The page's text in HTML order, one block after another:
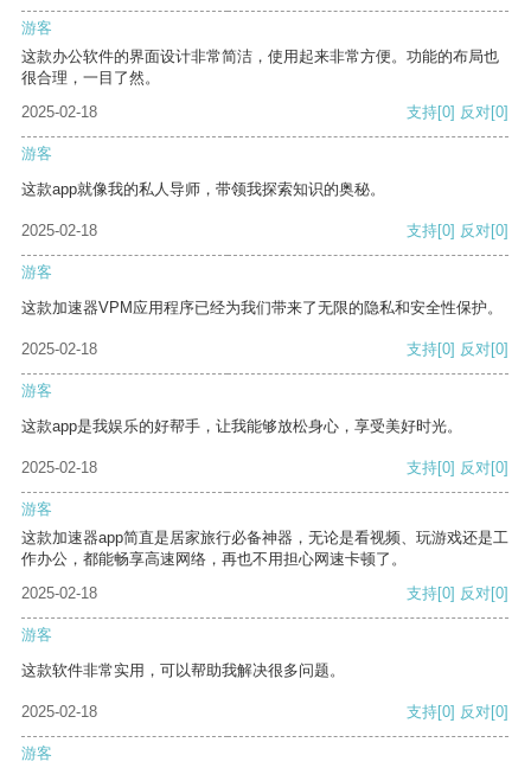
游客
这款办公软件的界面设计非常简洁，使用起来非常方便。功能的布局也
很合理，一目了然。
2025-02-18
支持[0] 反对[0]
游客
这款app就像我的私人导师，带领我探索知识的奥秘。
2025-02-18 支持[0] 反对[0]
游客
这款加速器VPM应用程序已经为我们带来了无限的隐私和安全性保护。
2025-02-18 支持[0] 反对[0]
游客
这款app是我娱乐的好帮手，让我能够放松身心，享受美好时光。
2025-02-18 支持[0] 反对[0]
游客
这款加速器app简直是居家旅行必备神器，无论是看视频、玩游戏还是工
作办公，都能畅享高速网络，再也不用担心网速卡顿了。
2025-02-18
支持[0] 反对[0]
游客
这款软件非常实用，可以帮助我解决很多问题。
2025-02-18 支持[0] 反对[0]
游客